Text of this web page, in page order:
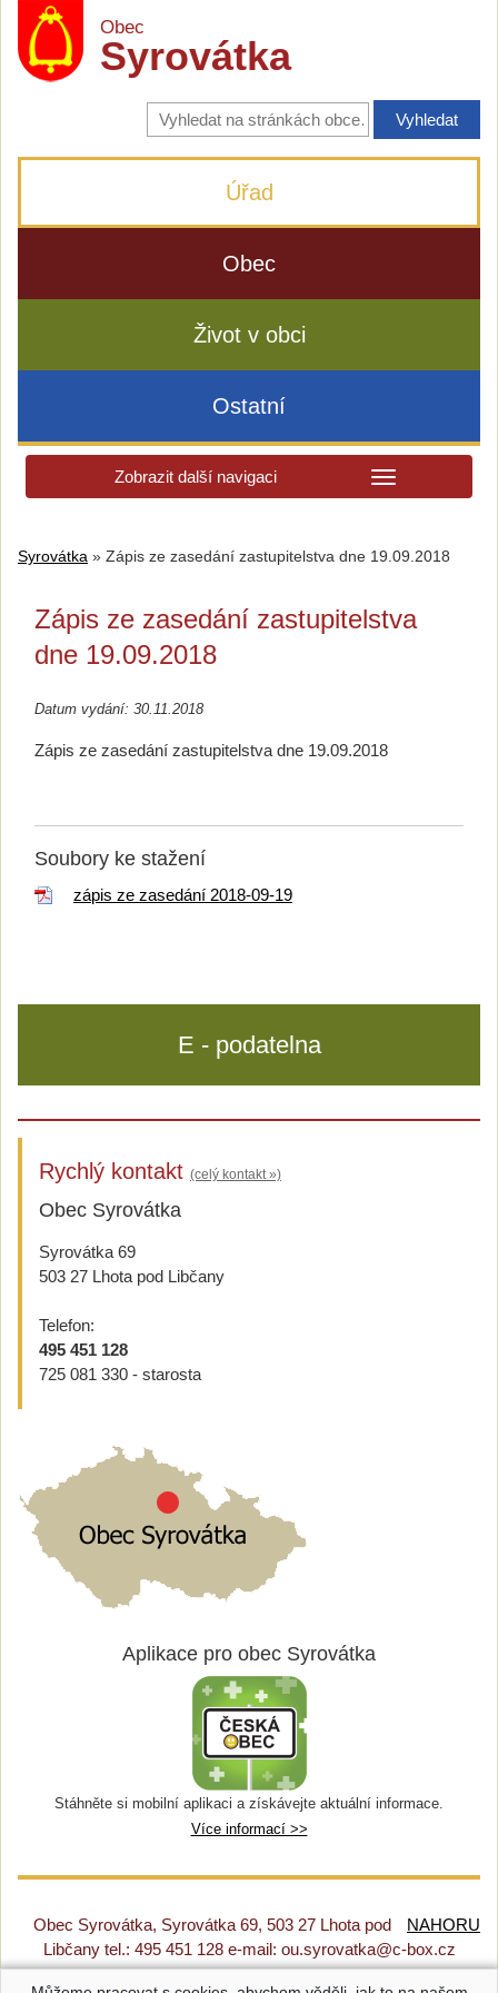
Obec
Syrovátka
Vyhledávání
na
stránkách
Úřad
Obec
Život v obci
Ostatní
Zobrazit další navigaci
Syrovátka » Zápis ze zasedání zastupitelstva dne 19.09.2018
Zápis ze zasedání zastupitelstva
dne 19.09.2018
Datum vydání: 30.11.2018
Zápis ze zasedání zastupitelstva dne 19.09.2018
Soubory ke stažení
zápis ze zasedání 2018-09-19
E - podatelna
Rychlý kontakt (celý kontakt »)
Obec Syrovátka
Syrovátka 69
503 27 Lhota pod Libčany
Telefon:
495 451 128
725 081 330 - starosta
Aplikace pro obec Syrovátka
Stáhněte si mobilní aplikaci a získávejte aktuální informace.
Více informací >>
NAHORU
Obec Syrovátka, Syrovátka 69, 503 27 Lhota pod
Libčany tel.: 495 451 128 e-mail: ou.syrovatka@c-box.cz